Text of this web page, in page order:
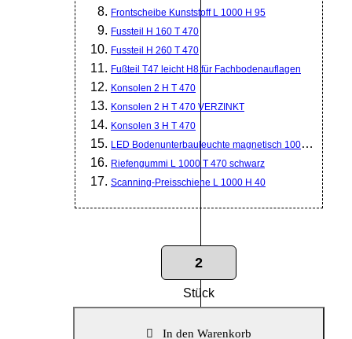
Frontscheibe Kunststoff L 1000 H 95
Fussteil H 160 T 470
Fussteil H 260 T 470
Fußteil T47 leicht H8 für Fachbodenauflagen
Konsolen 2 H T 470
Konsolen 2 H T 470 VERZINKT
Konsolen 3 H T 470
LED Bodenunterbauleuchte magnetisch 1000mm
Riefengummi L 1000 T 470 schwarz
Scanning-Preisschiene L 1000 H 40
Stück